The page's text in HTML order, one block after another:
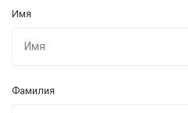
Имя
Фамилия